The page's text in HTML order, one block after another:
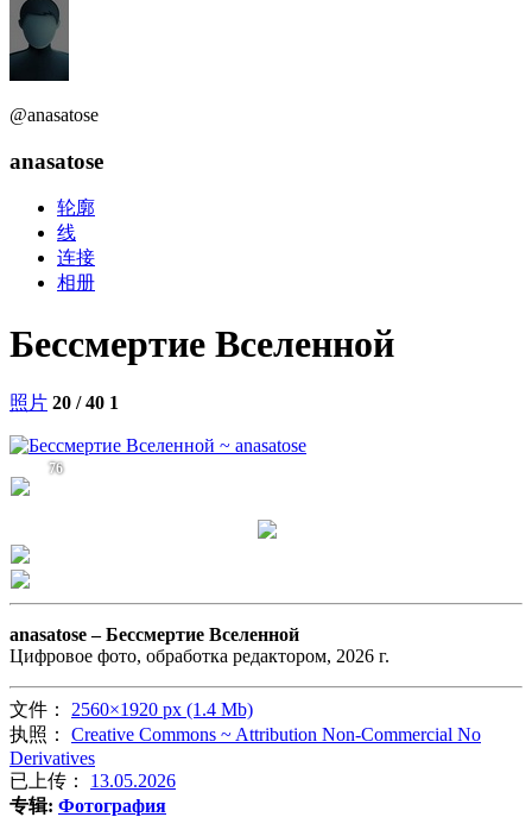
@anasatose
anasatose
轮廓
线
连接
相册
Бессмертие Вселенной
照片 20 / 40 1
76
anasatose –Бессмертие Вселенной
Цифровое фото, обработка редактором, 2026 г.
文件： 2560×1920 px (1.4 Mb)
执照： Creative Commons ~ Attribution Non-Commercial No
Derivatives
已上传： 13.05.2026
专辑: Фотография